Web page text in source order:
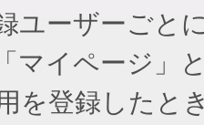
ユーザーごと
マイページ」
を登録したと